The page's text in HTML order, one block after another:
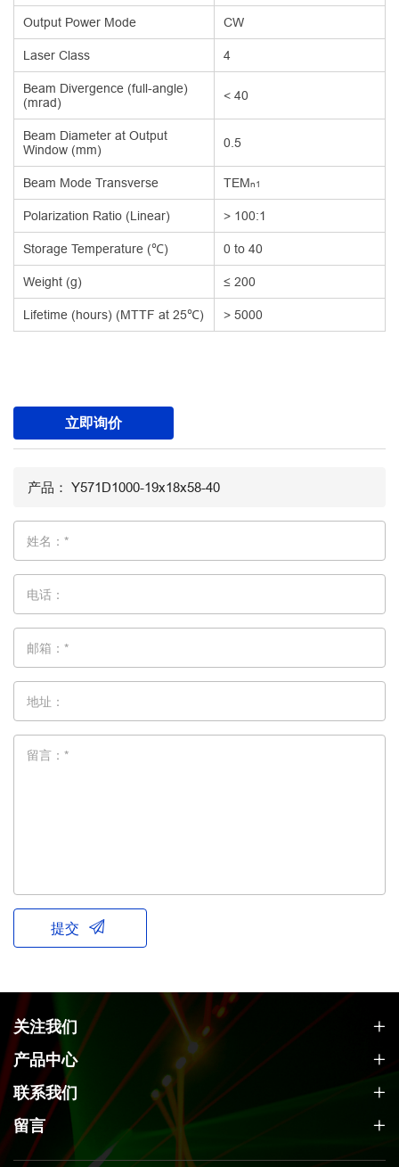
Output Power Mode
CW
Laser Class
4
Beam Divergence (full-angle)
(mrad)
< 40
Beam Diameter at Output
Window (mm)
0.5
Beam Mode Transverse TEMn1
Polarization Ratio (Linear)
> 100:1
Storage Temperature (℃)
0 to 40
Weight (g)
≤ 200
Lifetime (hours) (MTTF at 25℃)
> 5000
立即询价
姓名：*
电话：
邮箱：*
地址：
留言：*
提交
关注我们
产品中心
联系我们
留言